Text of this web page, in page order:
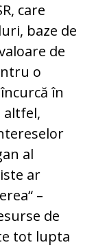
care
baze de
de
o
în
altfel,
al
ar
–
de
tot lupta